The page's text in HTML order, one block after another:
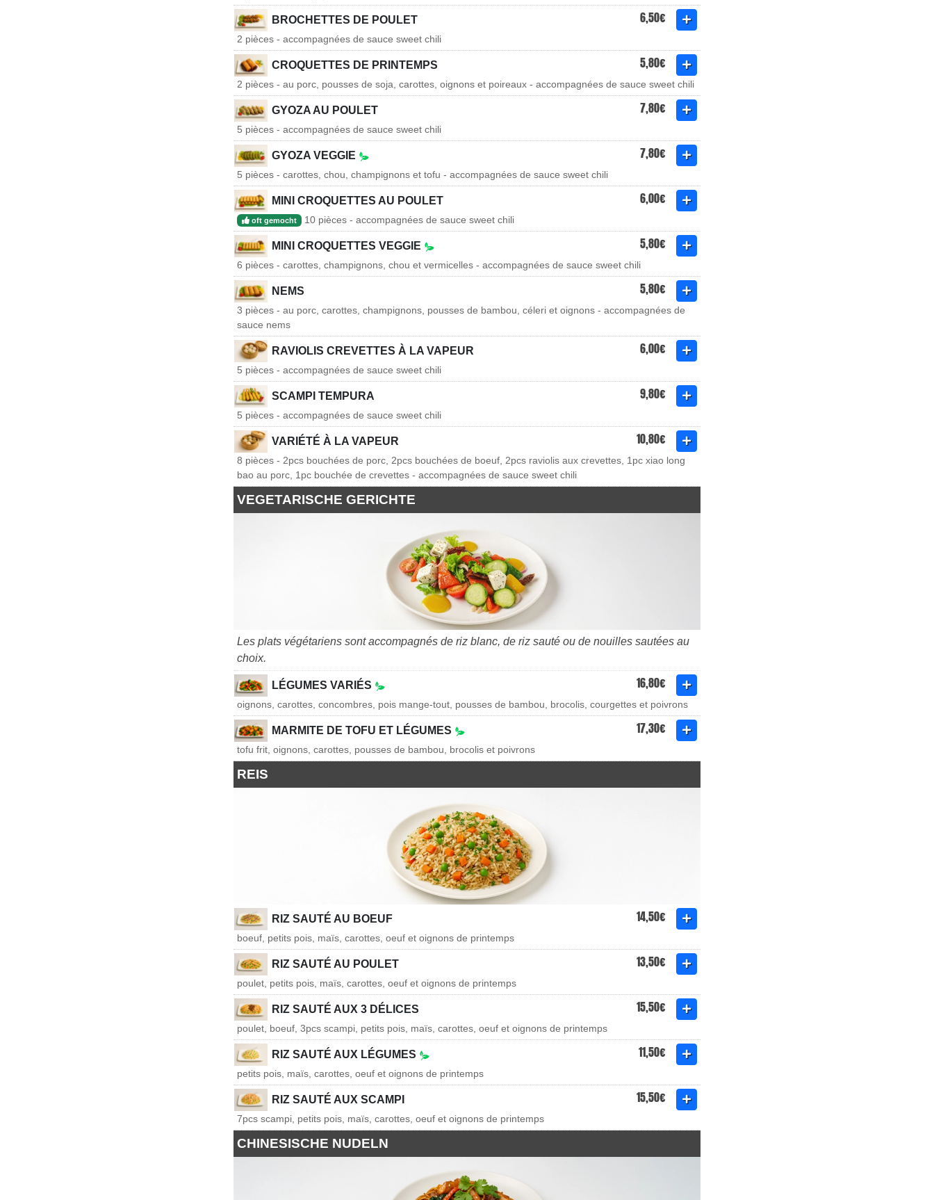
BROCHETTES DE POULET 6,50€
2 pièces - accompagnées de sauce sweet chili
CROQUETTES DE PRINTEMPS 5,80€
2 pièces - au porc, pousses de soja, carottes, oignons et poireaux - accompagnées de sauce sweet chili
GYOZA AU POULET 7,80€
5 pièces - accompagnées de sauce sweet chili
GYOZA VEGGIE 7,80€
5 pièces - carottes, chou, champignons et tofu - accompagnées de sauce sweet chili
MINI CROQUETTES AU POULET 6,00€
oft gemocht 10 pièces - accompagnées de sauce sweet chili
MINI CROQUETTES VEGGIE 5,80€
6 pièces - carottes, champignons, chou et vermicelles - accompagnées de sauce sweet chili
NEMS 5,80€
3 pièces - au porc, carottes, champignons, pousses de bambou, céleri et oignons - accompagnées de
sauce nems
RAVIOLIS CREVETTES À LA VAPEUR 6,00€
5 pièces - accompagnées de sauce sweet chili
SCAMPI TEMPURA 9,80€
5 pièces - accompagnées de sauce sweet chili
VARIÉTÉ À LA VAPEUR 10,80€
8 pièces - 2pcs bouchées de porc, 2pcs bouchées de boeuf, 2pcs raviolis aux crevettes, 1pc xiao long
bao au porc, 1pc bouchée de crevettes - accompagnées de sauce sweet chili
VEGETARISCHE GERICHTE
Les plats végétariens sont accompagnés de riz blanc, de riz sauté ou de nouilles sautées au
choix.
LÉGUMES VARIÉS 16,80€
oignons, carottes, concombres, pois mange-tout, pousses de bambou, brocolis, courgettes et poivrons
MARMITE DE TOFU ET LÉGUMES 17,30€
tofu frit, oignons, carottes, pousses de bambou, brocolis et poivrons
REIS
RIZ SAUTÉ AU BOEUF 14,50€
boeuf, petits pois, maïs, carottes, oeuf et oignons de printemps
RIZ SAUTÉ AU POULET 13,50€
poulet, petits pois, maïs, carottes, oeuf et oignons de printemps
RIZ SAUTÉ AUX 3 DÉLICES 15,50€
poulet, boeuf, 3pcs scampi, petits pois, maïs, carottes, oeuf et oignons de printemps
RIZ SAUTÉ AUX LÉGUMES 11,50€
petits pois, maïs, carottes, oeuf et oignons de printemps
RIZ SAUTÉ AUX SCAMPI 15,50€
7pcs scampi, petits pois, maïs, carottes, oeuf et oignons de printemps
CHINESISCHE NUDELN